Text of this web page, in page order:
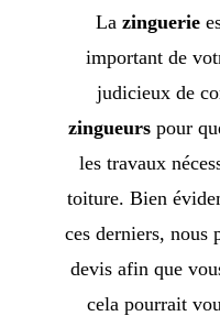
La zinguerie
important de
judicieux de
zingueurs pour
les travaux
toiture. Bien
ces derniers, nous
devis afin que
cela pourrait